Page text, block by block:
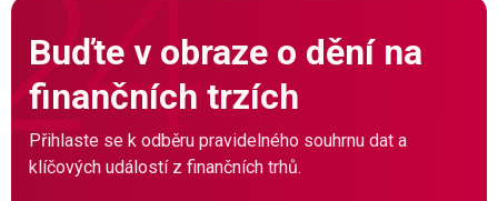
Buďte v obraze o dění na
finančních trzích
Přihlaste se k odběru pravidelného souhrnu dat a
klíčových událostí z finančních trhů.